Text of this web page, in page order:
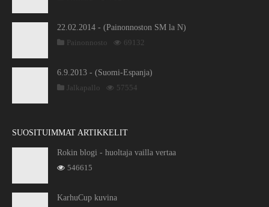
22.02.2014 - (Painonnoston SM la N)
Painonnosto
69132
6.9.2013 - (Suomi-Espanja)
Jalkapallo
57554
SUOSITUIMMAT ARTIKKELIT
Rokin blogi - huoltaja vailla vertaa
546615
KarhuCup kuvina